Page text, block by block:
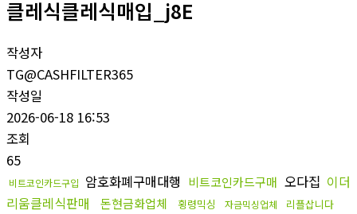
클레식클레식매입_j8E
작성자
TG@CASHFILTER365
작성일
2026-06-18 16:53
조회
65
비트코인카드구입 암호화폐구매대행 비트코인카드구매 오다집 이더
리움클레식판매
돈현금화업체 횡령믹싱 자금믹싱업체 리플삽니다